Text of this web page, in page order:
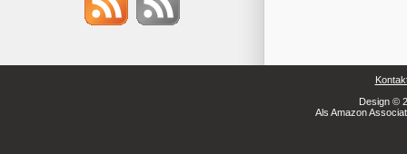
Design ©
Als Amazon